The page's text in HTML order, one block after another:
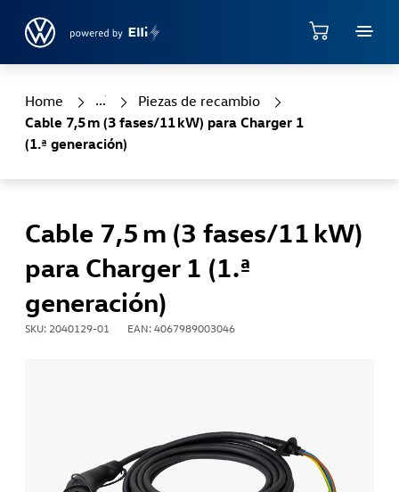
Home TiendaPiezas de recambio
Cable 7,5 m (3 fases/11 kW) para Charger 1
(1.ª generación)
Cable 7,5 m (3 fases/11 kW)
para Charger 1 (1.ª
generación)
SKU: 2040129-01 EAN: 4067989003046